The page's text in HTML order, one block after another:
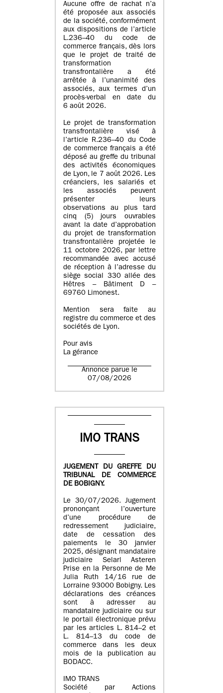
Aucune offre de rachat n’a
été proposée aux associés
de la société, conformément
aux dispositions de l’article
L.236–40 du code de
commerce français, dès lors
que le projet de traité de
transformation
transfrontalière a été
arrêtée à l’unanimité des
associés, aux termes d’un
procès-verbal en date du
6 août 2026.
Le projet de transformation
transfrontalière visé à
l’article R.236–40 du Code
de commerce français a été
déposé au greffe du tribunal
des activités économiques
de Lyon, le 7 août 2026. Les
créanciers, les salariés et
les associés peuvent
présenter leurs
observations au plus tard
cinq (5) jours ouvrables
avant la date d’approbation
du projet de transformation
transfrontalière projetée le
11 octobre 2026, par lettre
recommandée avec accusé
de réception à l’adresse du
siège social 330 allée des
Hêtres – Bâtiment D –
69760 Limonest.
Mention sera faite au
registre du commerce et des
sociétés de Lyon.
Pour avis
La gérance
Annonce parue le
07/08/2026
IMO TRANS
JUGEMENT DU GREFFE DU
TRIBUNAL DE COMMERCE
DE BOBIGNY.
Le 30/07/2026. Jugement
prononçant l’ouverture
d’une procédure de
redressement judiciaire,
date de cessation des
paiements le 30 janvier
2025, désignant mandataire
judiciaire Selarl Asteren
Prise en la Personne de Me
Julia Ruth 14/16 rue de
Lorraine 93000 Bobigny. Les
déclarations des créances
sont à adresser au
mandataire judiciaire ou sur
le portail électronique prévu
par les articles L. 814–2 et
L. 814–13 du code de
commerce dans les deux
mois de la publication au
BODACC.
IMO TRANS
Société par Actions